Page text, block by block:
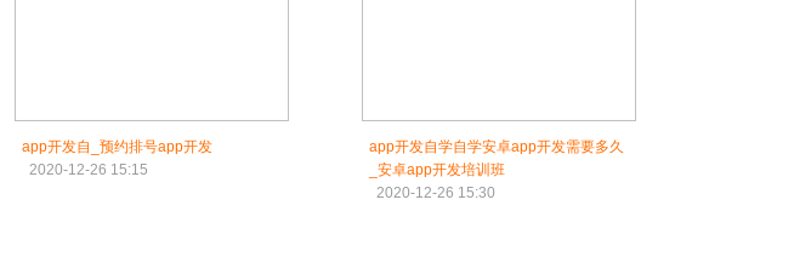
app开发自_预约排号app开发
2020-12-26 15:15
app开发自学自学安卓app开发需要多久
_安卓app开发培训班
2020-12-26 15:30